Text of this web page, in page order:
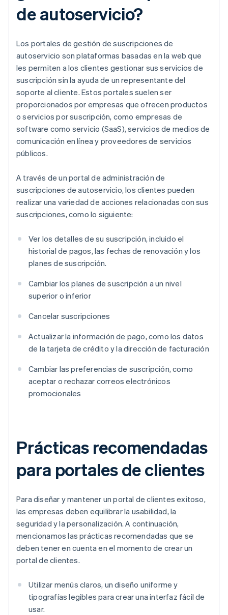
de autoservicio?
Los portales de gestión de suscripciones de
autoservicio son plataformas basadas en la web que
les permiten a los clientes gestionar sus servicios de
suscripción sin la ayuda de un representante del
soporte al cliente. Estos portales suelen ser
proporcionados por empresas que ofrecen productos
o servicios por suscripción, como empresas de
software como servicio (SaaS), servicios de medios de
comunicación en línea y proveedores de servicios
públicos.
A través de un portal de administración de
suscripciones de autoservicio, los clientes pueden
realizar una variedad de acciones relacionadas con sus
suscripciones, como lo siguiente:
Ver los detalles de su suscripción, incluido el
historial de pagos, las fechas de renovación y los
planes de suscripción.
Cambiar los planes de suscripción a un nivel
superior o inferior
Cancelar suscripciones
Actualizar la información de pago, como los datos
de la tarjeta de crédito y la dirección de facturación
Cambiar las preferencias de suscripción, como
aceptar o rechazar correos electrónicos
promocionales
Prácticas recomendadas
para portales de clientes
Para diseñar y mantener un portal de clientes exitoso,
las empresas deben equilibrar la usabilidad, la
seguridad y la personalización. A continuación,
mencionamos las prácticas recomendadas que se
deben tener en cuenta en el momento de crear un
portal de clientes.
Utilizar menús claros, un diseño uniforme y
tipografías legibles para crear una interfaz fácil de
usar.